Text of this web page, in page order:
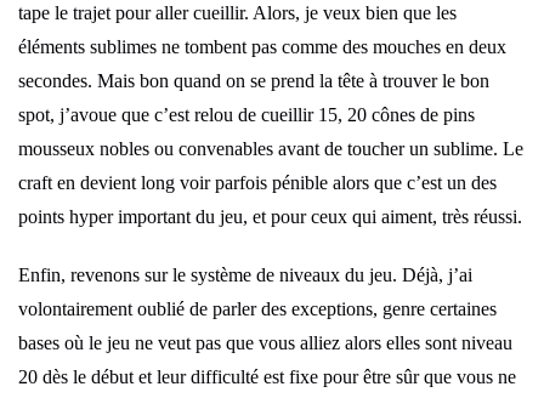
tape le trajet pour aller cueillir. Alors, je veux bien que les
éléments sublimes ne tombent pas comme des mouches en deux
secondes. Mais bon quand on se prend la tête à trouver le bon
spot, j’avoue que c’est relou de cueillir 15, 20 cônes de pins
mousseux nobles ou convenables avant de toucher un sublime. Le
craft en devient long voir parfois pénible alors que c’est un des
points hyper important du jeu, et pour ceux qui aiment, très réussi.
Enfin, revenons sur le système de niveaux du jeu. Déjà, j’ai
volontairement oublié de parler des exceptions, genre certaines
bases où le jeu ne veut pas que vous alliez alors elles sont niveau
20 dès le début et leur difficulté est fixe pour être sûr que vous ne